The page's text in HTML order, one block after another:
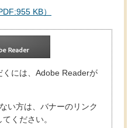
KB）
くには、Adobe Readerが
い方は、バナーのリンク
ください。